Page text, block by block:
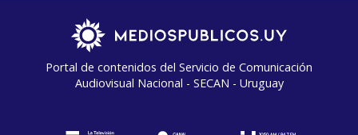
Portal de contenidos del Servicio de Comunicación
Audiovisual Nacional - SECAN - Uruguay